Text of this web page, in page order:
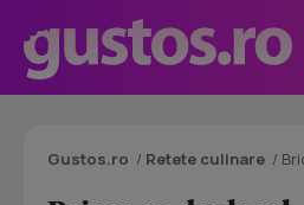
Gustos.ro / Retete culinare /